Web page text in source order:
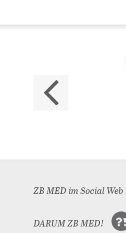
ZB MED im Social Web
DARUM ZB MED!